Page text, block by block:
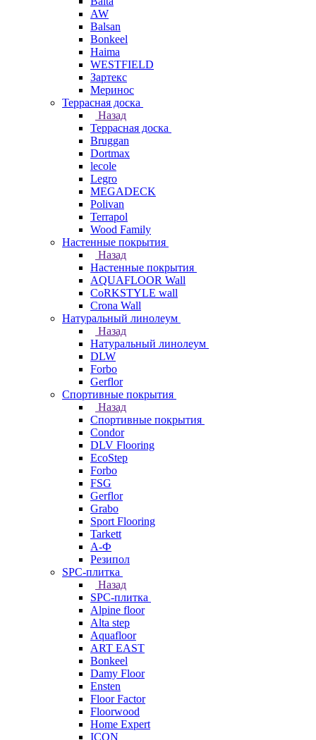
AW
Balsan
Bonkeel
Haima
WESTFIELD
Зартекс
Меринос
Террасная доска
Назад
Террасная доска
Bruggan
Dortmax
lecole
Legro
MEGADECK
Polivan
Terrapol
Wood Family
Настенные покрытия
Назад
Настенные покрытия
AQUAFLOOR Wall
CoRKSTYLE wall
Crona Wall
Натуральный линолеум
Назад
Натуральный линолеум
DLW
Forbo
Gerflor
Спортивные покрытия
Назад
Спортивные покрытия
Condor
DLV Flooring
EcoStep
Forbo
FSG
Gerflor
Grabo
Sport Flooring
Tarkett
А-Ф
Резипол
SPC-плитка
Назад
SPC-плитка
Alpine floor
Alta step
Aquafloor
ART EAST
Bonkeel
Damy Floor
Ensten
Floor Factor
Floorwood
Home Expert
ICON